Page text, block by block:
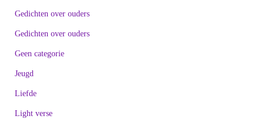
Gedichten over ouders
Gedichten over ouders
Geen categorie
Jeugd
Liefde
Light verse